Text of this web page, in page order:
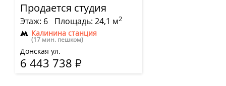
Продается студия
Этаж: 6 Площадь: 24,1 м2
Калинина станция
(17 мин. пешком)
Донская ул.
6 443 738 Р